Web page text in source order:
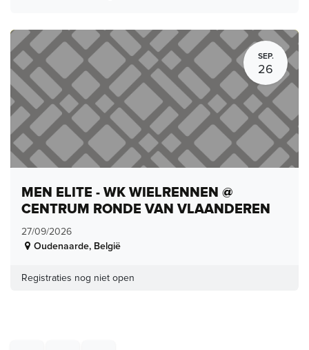
SEP.
26
MEN ELITE - WK WIELRENNEN @
CENTRUM RONDE VAN VLAANDEREN
27/09/2026
Oudenaarde, België
Registraties nog niet open